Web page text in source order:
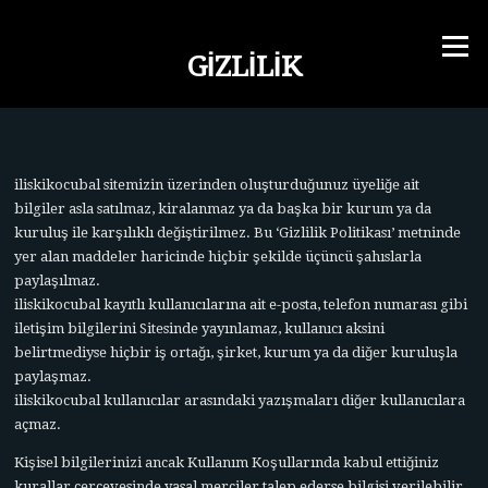
Menü
GIZLILIK
iliskikocubal sitemizin üzerinden oluşturduğunuz üyeliğe ait
bilgiler asla satılmaz, kiralanmaz ya da başka bir kurum ya da
kuruluş ile karşılıklı değiştirilmez. Bu ‘Gizlilik Politikası’ metninde
yer alan maddeler haricinde hiçbir şekilde üçüncü şahıslarla
paylaşılmaz.
iliskikocubal kayıtlı kullanıcılarına ait e-posta, telefon numarası gibi
iletişim bilgilerini Sitesinde yayınlamaz, kullanıcı aksini
belirtmediyse hiçbir iş ortağı, şirket, kurum ya da diğer kuruluşla
paylaşmaz.
iliskikocubal kullanıcılar arasındaki yazışmaları diğer kullanıcılara
açmaz.
Kişisel bilgilerinizi ancak Kullanım Koşullarında kabul ettiğiniz